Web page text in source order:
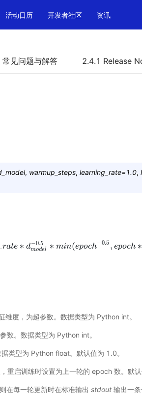
活动日历 开发者社区 资讯
常见问题与解答 2.4.1 Release
, warmup_steps, learning_rate=1.0,
rate ∗ d−0.5
model ∗ min(epoch−0.5 , epoch ∗
e∗dmo del−0.5 ∗ min(epoch−0.5,epoch∗w a
维度，为超参数。数据类型为 Python int。
数。数据类型为 Python int。
类型为 Python float。默认值为 1.0。
重启训练时设置为上一轮的 epoch 数。默
则在每一轮更新时在标准输出stdout 输出一